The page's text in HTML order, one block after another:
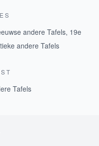
andere Tafels, 19e
andere Tafels
Tafels